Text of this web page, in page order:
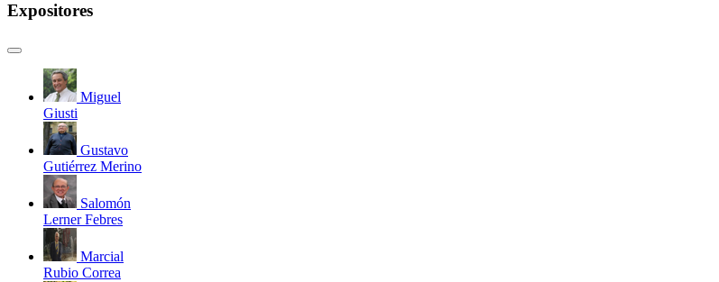
Expositores
Miguel
Giusti
Gustavo
Gutiérrez Merino
Salomón
Lerner Febres
Marcial
Rubio Correa